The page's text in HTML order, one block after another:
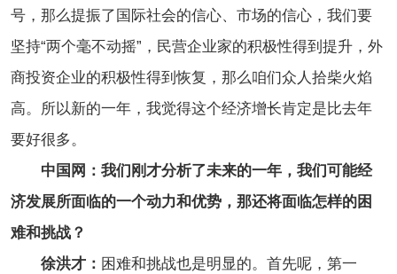
号，那么提振了国际社会的信心、市场的信心，我们要
坚持“两个毫不动摇”，民营企业家的积极性得到提升，外
商投资企业的积极性得到恢复，那么咱们众人拾柴火焰
高。所以新的一年，我觉得这个经济增长肯定是比去年
要好很多。
中国网：我们刚才分析了未来的一年，我们可能经
济发展所面临的一个动力和优势，那还将面临怎样的困
难和挑战？
徐洪才： 困难和挑战也是明显的。首先呢，第一